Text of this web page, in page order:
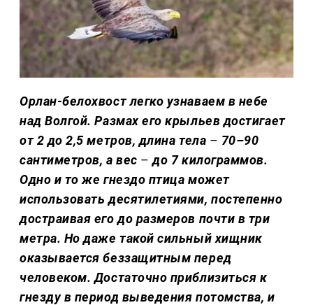
Орлан-белохвост легко узнаваем в небе
над Волгой. Размах его крыльев достигает
от 2 до 2,5 метров, длина тела – 70–90
сантиметров, а вес – до 7 килограммов.
Одно и то же гнездо птица может
использовать десятилетиями, постепенно
достраивая его до размеров почти в три
метра. Но даже такой сильный хищник
оказывается беззащитным перед
человеком. Достаточно приблизиться к
гнезду в период выведения потомства, и